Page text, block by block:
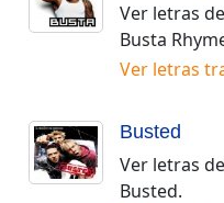
Ver letras
Busta
Ver letras
Busted
Ver letras
Busted.